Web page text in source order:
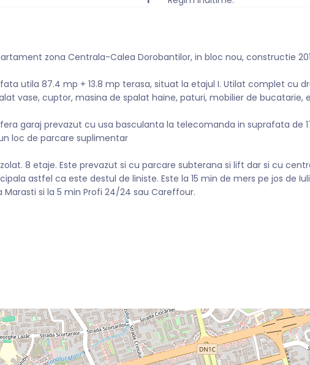
zona Centrala-Calea Dorobantilor, in bloc nou, constructie
utila 87.4 mp + 13.8 mp terasa, situat la etajul I. Utilat complet cu
vase, cuptor, masina de spalat haine, paturi, mobilier de bucatarie,
garaj prevazut cu usa basculanta la telecomanda in suprafata de
loc de parcare suplimentar
8 etaje. Este prevazut si cu parcare subterana si lift dar si cu
astfel ca este destul de liniste. Este la 15 min de mers pe jos de
si la 5 min Profi 24/24 sau Careffour.